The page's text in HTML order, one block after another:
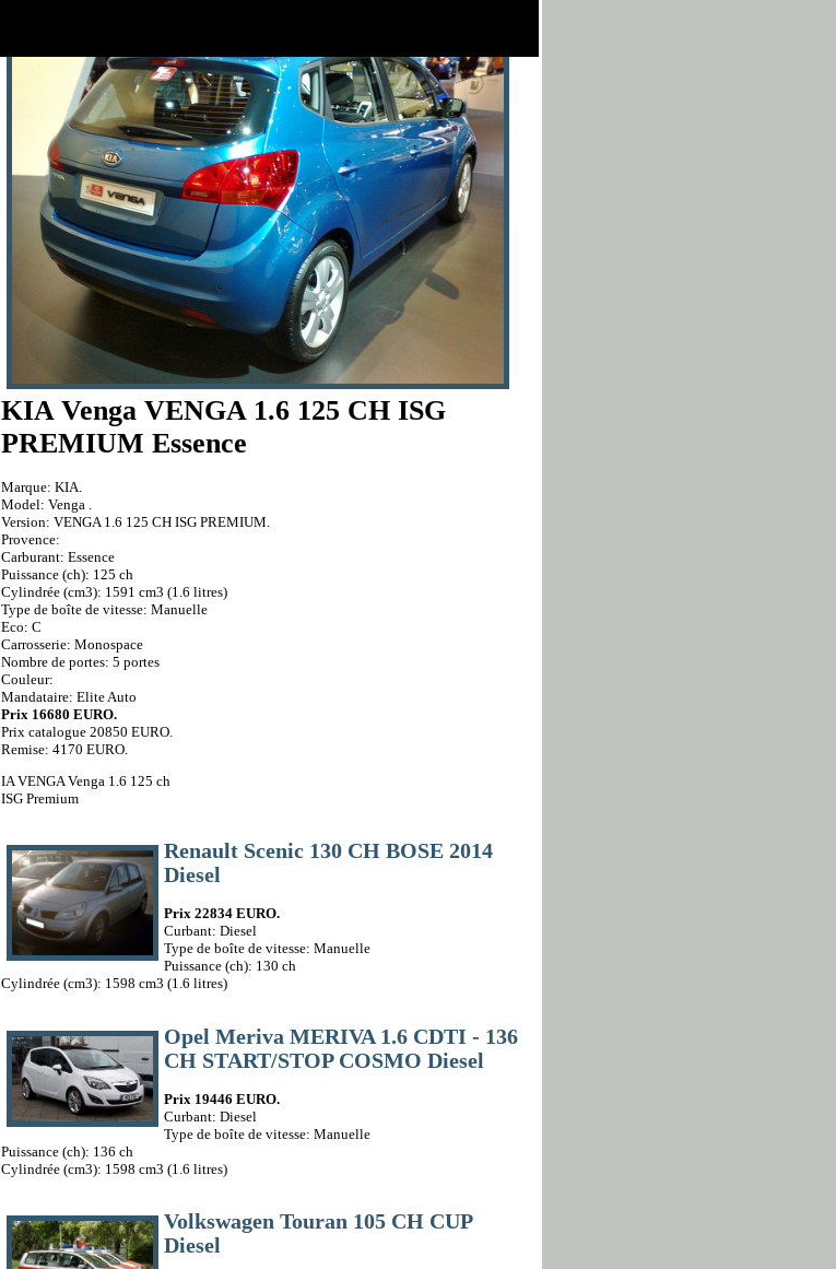
KIA Venga VENGA 1.6 125 CH ISG
PREMIUM Essence
Marque: KIA.
Model: Venga .
Version: VENGA 1.6 125 CH ISG PREMIUM.
Provence:
Carburant: Essence
Puissance (ch): 125 ch
Cylindrée (cm3): 1591 cm3 (1.6 litres)
Type de boîte de vitesse: Manuelle
Eco: C
Carrosserie: Monospace
Nombre de portes: 5 portes
Couleur:
Mandataire: Elite Auto
Prix 16680 EURO.
Prix catalogue 20850 EURO.
Remise: 4170 EURO.
IA VENGA Venga 1.6 125 ch
ISG Premium
Renault Scenic 130 CH BOSE 2014
Diesel
Prix 22834 EURO.
Curbant: Diesel
Type de boîte de vitesse: Manuelle
Puissance (ch): 130 ch
Cylindrée (cm3): 1598 cm3 (1.6 litres)
Opel Meriva MERIVA 1.6 CDTI - 136
CH START/STOP COSMO Diesel
Prix 19446 EURO.
Curbant: Diesel
Type de boîte de vitesse: Manuelle
Puissance (ch): 136 ch
Cylindrée (cm3): 1598 cm3 (1.6 litres)
Volkswagen Touran 105 CH CUP
Diesel